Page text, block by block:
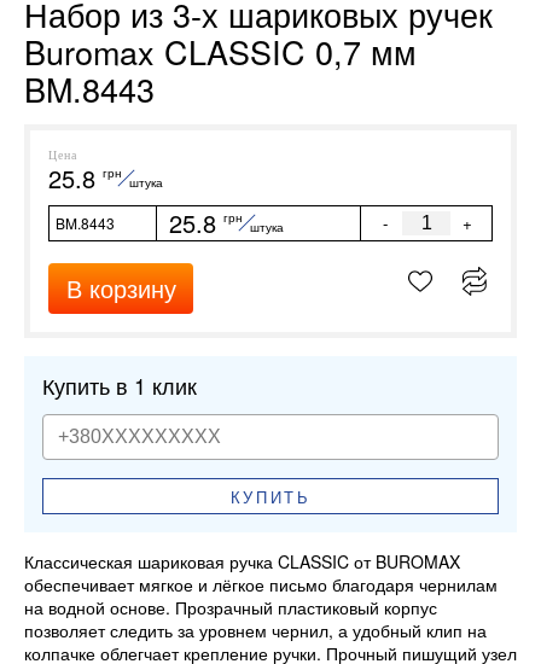
Набор из 3-х шариковых ручек
Buromax CLASSIC 0,7 мм
BM.8443
Цена
25.8 грн
штука
BM.8443 25.8 грн
штука - +
В корзину
Купить в 1 клик
КУПИТЬ
Классическая шариковая ручка CLASSIC от BUROMAX
обеспечивает мягкое и лёгкое письмо благодаря чернилам
на водной основе. Прозрачный пластиковый корпус
позволяет следить за уровнем чернил, а удобный клип на
колпачке облегчает крепление ручки. Прочный пишущий узел